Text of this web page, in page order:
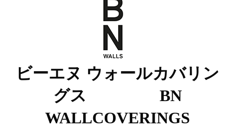
ビーエヌ ウォールカバリン
グス BN
WALLCOVERINGS